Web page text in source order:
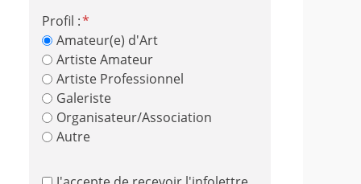
Profil :
Amateur(e) d'Art
Artiste Amateur
Artiste Professionnel
Galeriste
Organisateur/Association
Autre